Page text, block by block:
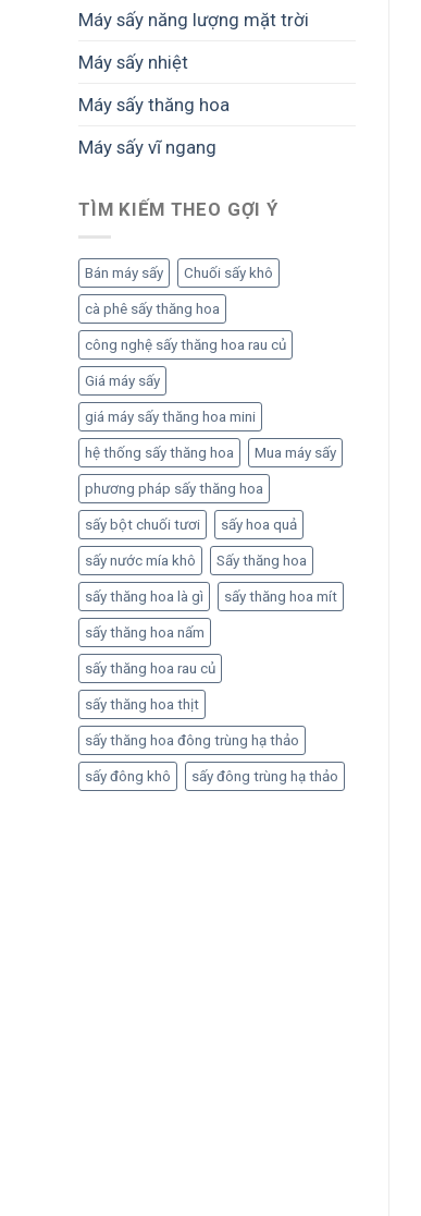
phẩm
Máy sấy năng lượng mặt trời
Máy sấy nhiệt
Máy sấy thăng hoa
Máy sấy vĩ ngang
TÌM KIẾM THEO GỢI Ý
Bán máy sấy Chuối sấy khô
cà phê sấy thăng hoa
công nghệ sấy thăng hoa rau củ
Giá máy sấy
giá máy sấy thăng hoa mini
hệ thống sấy thăng hoa Mua máy sấy
phương pháp sấy thăng hoa
sấy bột chuối tươi sấy hoa quả
sấy nước mía khô Sấy thăng hoa
sấy thăng hoa là gì sấy thăng hoa mít
sấy thăng hoa nấm
sấy thăng hoa rau củ
sấy thăng hoa thịt
sấy thăng hoa đông trùng hạ thảo
sấy đông khô sấy đông trùng hạ thảo